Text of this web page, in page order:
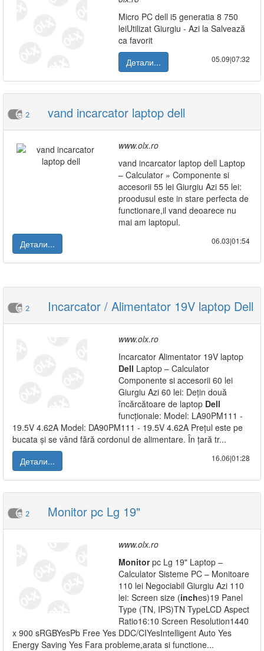
Micro PC dell i5 generatia 8 750
leiUtilizat Giurgiu - Azi la Salvează
ca favorit
Детали...
05.09|07:32
2 vand incarcator laptop dell
www.olx.ro
vand incarcator laptop dell Laptop
– Calculator » Componente si
accesorii 55 lei Giurgiu Azi 55 lei:
proodusul este in stare perfecta de
functionare,il vand deoarece nu
mai am laptopul.
Детали...
06.03|01:54
2 Incarcator / Alimentator 19V laptop Dell
www.olx.ro
Incarcator Alimentator 19V laptop
Dell Laptop – Calculator
Componente si accesorii 60 lei
Giurgiu Azi 60 lei: Dețin două
încărcătoare de laptop Dell
funcționale: Model: LA90PM111 -
19.5V 4.62A Model: DA90PM111 - 19.5V 4.62A Prețul este pe
bucata și se vând fără cordonul de alimentare. În țară tr...
Детали...
16.06|01:28
2 Monitor pc Lg 19"
www.olx.ro
Monitorpc Lg 19" Laptop –
Calculator Sisteme PC – Monitoare
110 lei Negociabil Giurgiu Azi 110
lei: Screen size (inches)19 Panel
Type (TN, IPS)TN TypeLCD Aspect
Ratio16:10 Screen Resolution1440
x 900 sRGBYesPb Free Yes DDC/CIYesIntelligent Auto Yes
Energy Saving Yes Fara probleme,arata si functione...